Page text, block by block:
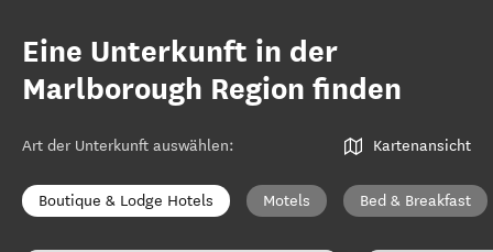
Eine Unterkunft in der
Marlborough Region finden
Art der Unterkunft auswählen: Kartenansicht
Boutique & Lodge Hotels Motels Bed & Breakfast